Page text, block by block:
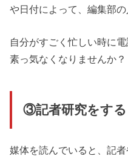
や日付によって、編集部の
自分がすごく忙しい時に
素っ気なくなりませんか？
③記者研究をする
媒体を読んでいると、記